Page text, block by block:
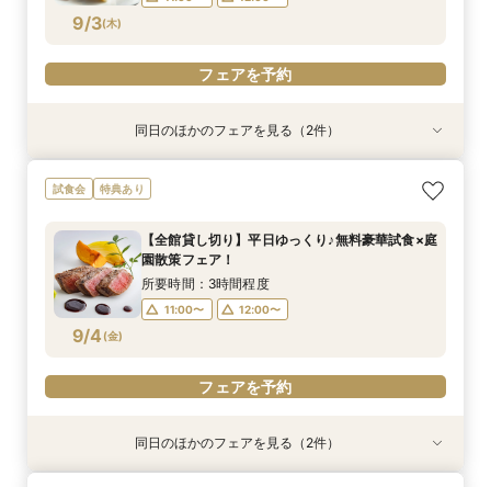
9/3(木)
フェアを予約
9/3(木)
≪はじめての見学☆≫90分でショート相談会
【特典付き♪】
12:00〜
14:00〜
15:00〜
16:00〜
9/3(木)
〈平日限定♪〉＊1600坪の庭園美＆邸宅＊【全館
見学ツアー】
12:00〜
15:00〜
17:00〜
18:00〜
同日のほかのフェアを見る（2件）
試食会 特典あり
9/4 (金)
【全館貸し切り】平日ゆっくり♪無料豪華試食×庭
園散策フェア！
所要時間：3時間程度
11:00〜 12:00〜
フェアを予約
同日のほかのフェアを見る（2件）